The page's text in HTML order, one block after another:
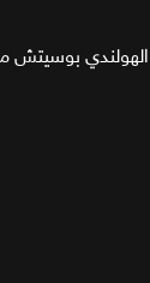
الهولندي بوسيتش